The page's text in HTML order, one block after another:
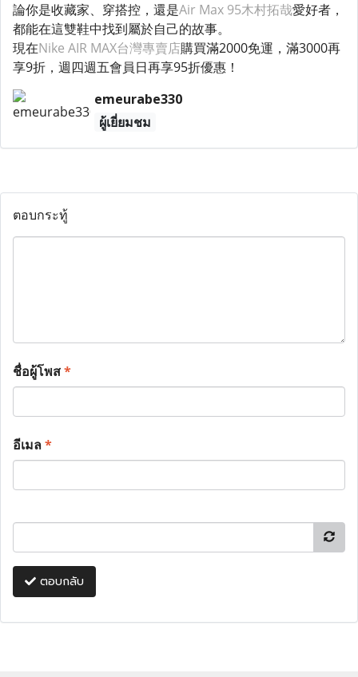
論你是收藏家、穿搭控，還是Air Max 95木村拓哉愛好者，
都能在這雙鞋中找到屬於自己的故事。
現在Nike AIR MAX台灣專賣店購買滿2000免運，滿3000再
享9折，週四週五會員日再享95折優惠！
emeurabe330
ผู้เยี่ยมชม
ตอบกระทู้
ชื่อผู้โพส*
อีเมล*
ตอบกลับ